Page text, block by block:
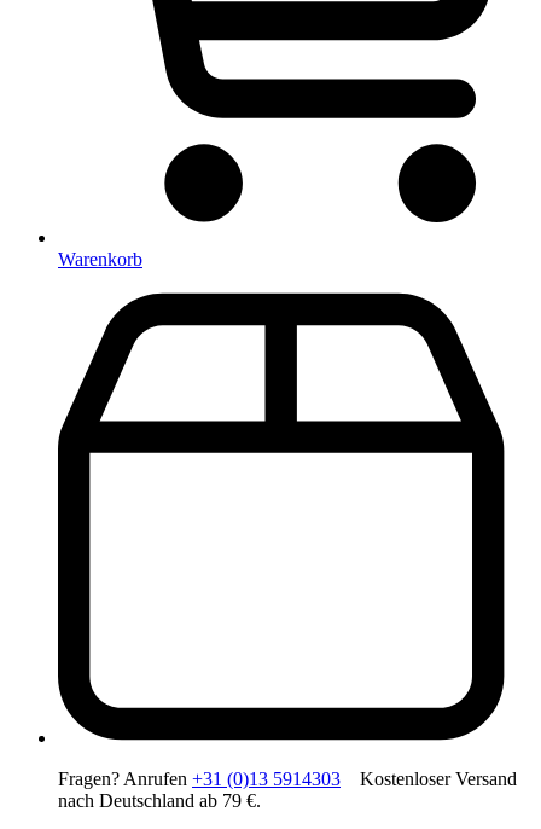
Warenkorb
Fragen? Anrufen +31 (0)13 5914303 Kostenloser Versand
nach Deutschland ab 79 €.